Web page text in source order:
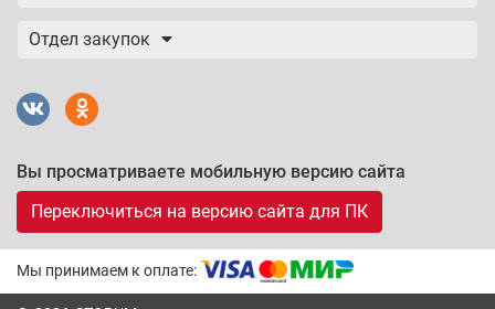
Отдел закупок
Вы просматриваете мобильную версию сайта
Переключиться на версию сайта для ПК
Мы принимаем к оплате: